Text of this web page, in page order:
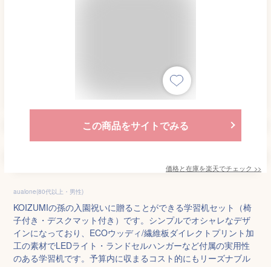
この商品をサイトでみる
価格と在庫を楽天でチェック >>
aualone(80代以上・男性)
KOIZUMIの孫の入園祝いに贈ることができる学習机セット（椅
子付き・デスクマット付き）です。シンプルでオシャレなデザ
インになっており、ECOウッディ/繊維板ダイレクトプリント加
工の素材でLEDライト・ランドセルハンガーなど付属の実用性
のある学習机です。予算内に収まるコスト的にもリーズナブル